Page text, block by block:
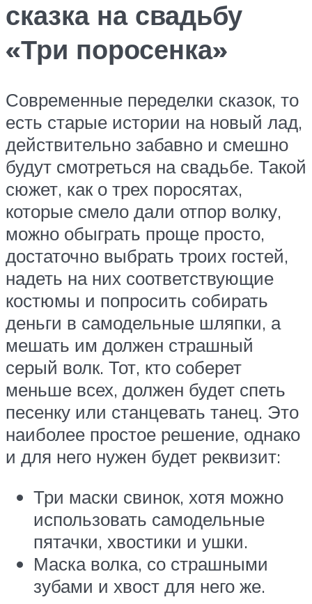
сказка на свадьбу
«Три поросенка»
Современные переделки сказок, то
есть старые истории на новый лад,
действительно забавно и смешно
будут смотреться на свадьбе. Такой
сюжет, как о трех поросятах,
которые смело дали отпор волку,
можно обыграть проще просто,
достаточно выбрать троих гостей,
надеть на них соответствующие
костюмы и попросить собирать
деньги в самодельные шляпки, а
мешать им должен страшный
серый волк. Тот, кто соберет
меньше всех, должен будет спеть
песенку или станцевать танец. Это
наиболее простое решение, однако
и для него нужен будет реквизит:
Три маски свинок, хотя можно
использовать самодельные
пятачки, хвостики и ушки.
Маска волка, со страшными
зубами и хвост для него же.